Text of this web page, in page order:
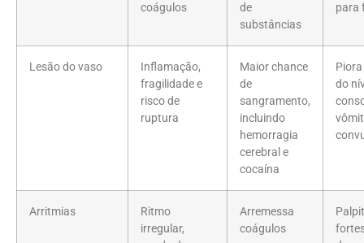
coágulos
de
substâncias
para
Lesão do vaso
Inflamação,
fragilidade e
risco de
ruptura
Maior chance
de
sangramento,
incluindo
hemorragia
cerebral e
cocaína
do
Arritmias
Ritmo
irregular,
Arremessa
coágulos